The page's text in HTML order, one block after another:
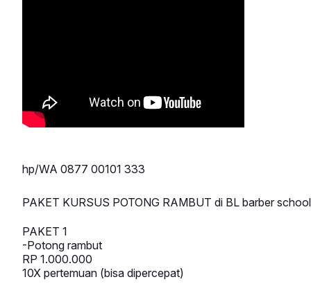
hp/WA 0877 00101 333
PAKET KURSUS POTONG RAMBUT di BL barber school
PAKET 1
-Potong rambut
RP 1.000.000
10X pertemuan (bisa dipercepat)